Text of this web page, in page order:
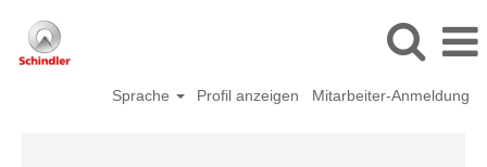
Sprache Profil anzeigen Mitarbeiter-Anmeldung